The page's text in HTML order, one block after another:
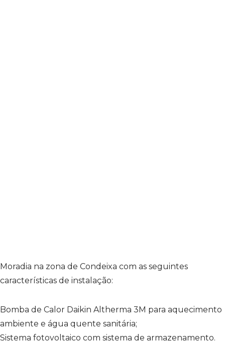
Moradia na zona de Condeixa com as seguintes
características de instalação:
Bomba de Calor Daikin Altherma 3M para aquecimento
ambiente e água quente sanitária;
Sistema fotovoltaico com sistema de armazenamento.